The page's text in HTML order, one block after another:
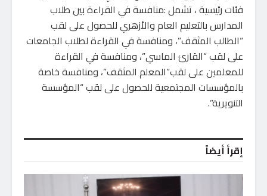
فئات رئيسية ، تشمل :منافسة في القراءة بين طلاب
المدارس بالتعليم العام والأزهري للحصول على لقب
“الطالب المثقف”، ومنافسة في القراءة لطلاب الجامعات
على لقب “القارئ الماسي”، ومنافسة في القراءة
للمعلمين على لقب”المعلم المثقف”، ومنافسة خاصة
بالمؤسسات المجتمعية للحصول على لقب “المؤسسة
التنويرية”.
إقرأ أيضاً